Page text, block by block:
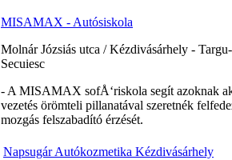
MISAMAX - Autósiskola
Molnár Józsiás utca / Kézdivásárhely - Targu-
Secuiesc
- A MISAMAX sofÅ‘riskola segít azoknak
vezetés örömteli pillanatával szeretnék
mozgás felszabadító érzését.
Napsugár Autókozmetika Kézdivásárhely